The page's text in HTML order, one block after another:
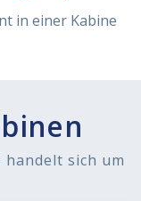
in einer Kabine
handelt sich um